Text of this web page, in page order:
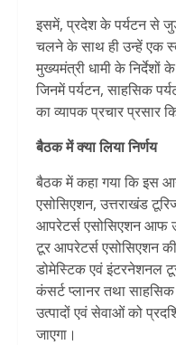
इसमें, प्रदेश के पर्यटन से
चलने के साथ ही उन्हें एक
मुख्यमंत्री धामी के
जिनमें पर्यटन, साहसिक
का व्यापक प्रचार प्रसार
बैठक में क्या लिया निर्णय
बैठक में कहा गया कि इस
एसोसिएशन, उत्तराखंड
आपरेटर्स एसोसिएशन आफ
टूर आपरेटर्स एसोसिएशन
डोमेस्टिक एवं इंटरनेशनल
कंसर्ट प्लानर तथा
उत्पादों एवं सेवाओं को
जाएगा।